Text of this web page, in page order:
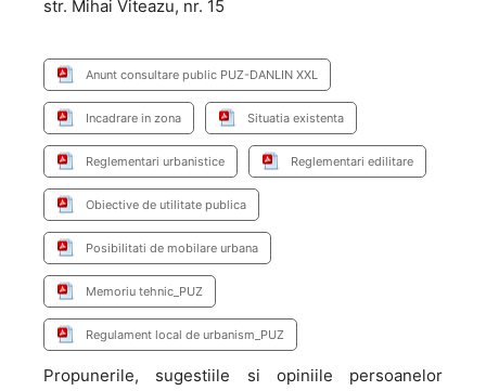
str. Mihai Viteazu, nr. 15
Anunt consultare public PUZ-DANLIN XXL
Incadrare in zona Situatia existenta
Reglementari urbanistice Reglementari edilitare
Obiective de utilitate publica
Posibilitati de mobilare urbana
Memoriu tehnic_PUZ
Regulament local de urbanism_PUZ
Propunerile, sugestiile si opiniile persoanelor